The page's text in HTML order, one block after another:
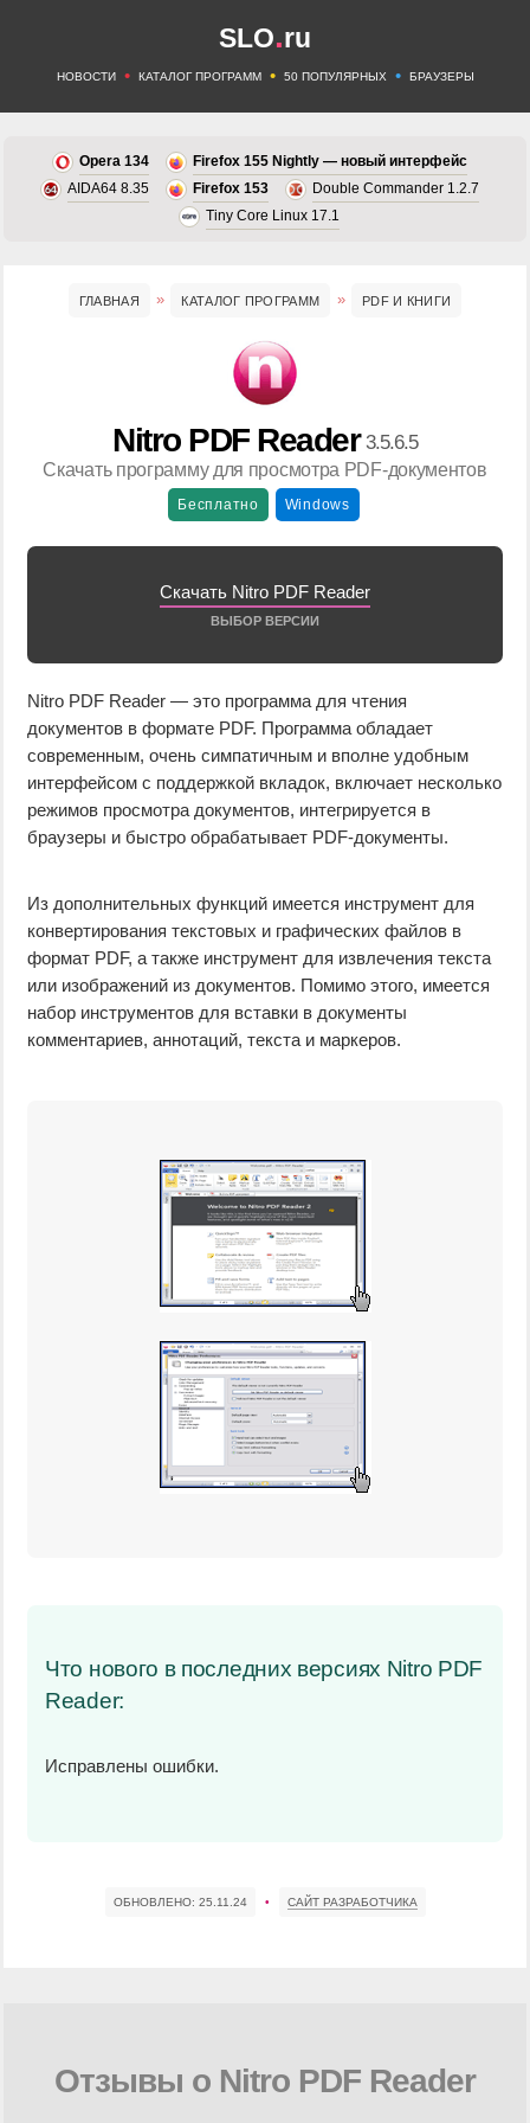
SLO.ru
НОВОСТИ • КАТАЛОГ ПРОГРАММ • 50 ПОПУЛЯРНЫХ • БРАУЗЕРЫ
Opera 134
Firefox 155 Nightly — новый интерфейс
AIDA64 8.35
Firefox 153
Double Commander 1.2.7
Tiny Core Linux 17.1
ГЛАВНАЯ КАТАЛОГ ПРОГРАММ PDF И КНИГИ
Nitro PDF Reader 3.5.6.5
Скачать программу для просмотра PDF-документов
Бесплатно Windows
Скачать Nitro PDF Reader
ВЫБОР ВЕРСИИ
Nitro PDF Reader — это программа для чтения
документов в формате PDF. Программа обладает
современным, очень симпатичным и вполне удобным
интерфейсом с поддержкой вкладок, включает несколько
режимов просмотра документов, интегрируется в
браузеры и быстро обрабатывает PDF-документы.
Из дополнительных функций имеется инструмент для
конвертирования текстовых и графических файлов в
формат PDF, а также инструмент для извлечения текста
или изображений из документов. Помимо этого, имеется
набор инструментов для вставки в документы
комментариев, аннотаций, текста и маркеров.
Что нового в последних версиях Nitro PDF
Reader:
Исправлены ошибки.
ОБНОВЛЕНО: 25.11.24 • САЙТ РАЗРАБОТЧИКА
Отзывы о Nitro PDF Reader